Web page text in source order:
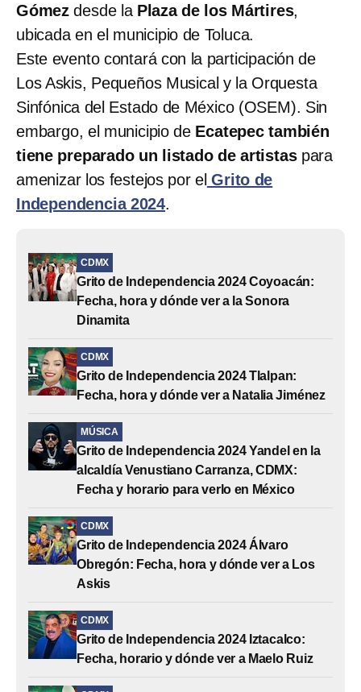
Gómez desde la Plaza de los Mártires,
ubicada en el municipio de Toluca.
Este evento contará con la participación de
Los Askis, Pequeños Musical y la Orquesta
Sinfónica del Estado de México (OSEM). Sin
embargo, el municipio de Ecatepec también
tiene preparado un listado de artistaspara
amenizar los festejos por el Grito de
Independencia 2024.
CDMX
Grito de Independencia 2024 Coyoacán:
Fecha, hora y dónde ver a la Sonora
Dinamita
CDMX
Grito de Independencia 2024 Tlalpan:
Fecha, hora y dónde ver a Natalia Jiménez
MÚSICA
Grito de Independencia 2024 Yandel en la
alcaldía Venustiano Carranza, CDMX:
Fecha y horario para verlo en México
CDMX
Grito de Independencia 2024 Álvaro
Obregón: Fecha, hora y dónde ver a Los
Askis
CDMX
Grito de Independencia 2024 Iztacalco:
Fecha, horario y dónde ver a Maelo Ruiz